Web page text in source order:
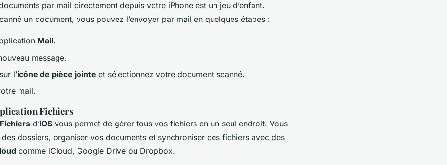
par mail directement depuis votre iPhone est un jeu d’enfant.
un document, vous pouvez l’envoyer par mail en quelques étapes :
Mail.
message.
sur l’icône de pièce jointe et sélectionnez votre document scanné.
mail.
Fichiers
d’iOS vous permet de gérer tous vos fichiers en un seul endroit. Vous
dossiers, organiser vos documents et synchroniser ces fichiers avec des
comme iCloud, Google Drive ou Dropbox.